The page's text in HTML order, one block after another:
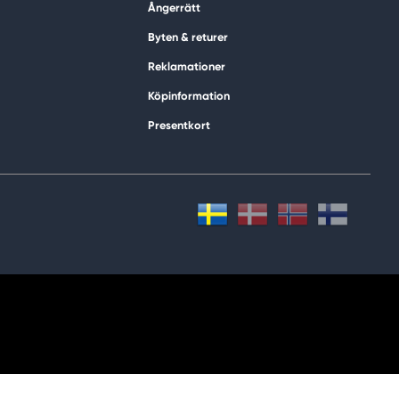
Ångerrätt
Byten & returer
Reklamationer
Köpinformation
Presentkort